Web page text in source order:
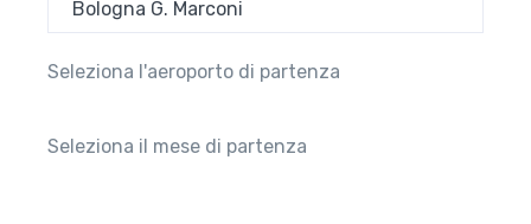
Bologna G. Marconi
Seleziona l'aeroporto di partenza
Seleziona il mese di partenza